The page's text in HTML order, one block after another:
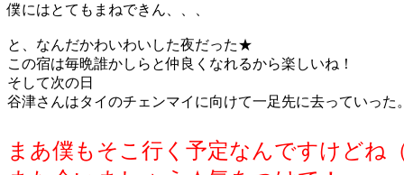
僕にはとてもまねできん、、、
と、なんだかわいわいした夜だった★
この宿は毎晩誰かしらと仲良くなれるから楽しいね！
そして次の日
谷津さんはタイのチェンマイに向けて一足先に去っていった。
まあ僕もそこ行く予定なんですけどね（